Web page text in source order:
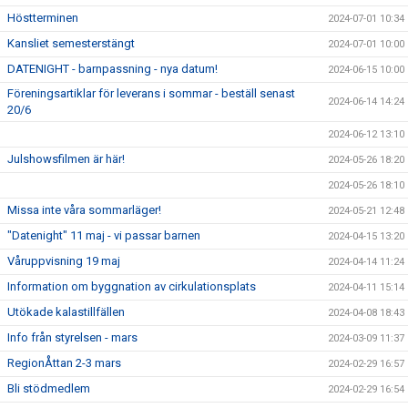
Höstterminen 2024-07-01 10:34
Kansliet semesterstängt 2024-07-01 10:00
DATENIGHT - barnpassning - nya datum! 2024-06-15 10:00
Föreningsartiklar för leverans i sommar - beställ senast
20/6
2024-06-14 14:24
2024-06-12 13:10
Julshowsfilmen är här! 2024-05-26 18:20
2024-05-26 18:10
Missa inte våra sommarläger! 2024-05-21 12:48
"Datenight" 11 maj - vi passar barnen 2024-04-15 13:20
Våruppvisning 19 maj 2024-04-14 11:24
Information om byggnation av cirkulationsplats 2024-04-11 15:14
Utökade kalastillfällen 2024-04-08 18:43
Info från styrelsen - mars 2024-03-09 11:37
RegionÅttan 2-3 mars 2024-02-29 16:57
Bli stödmedlem 2024-02-29 16:54